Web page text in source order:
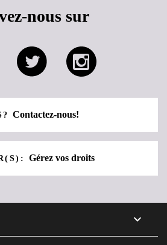
nous sur
Contactez-nous!
Gérez vos droits
